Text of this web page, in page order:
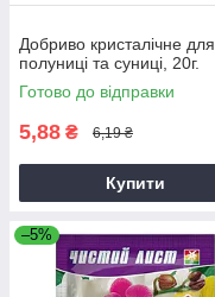
Добриво кристалічне для
полуниці та суниці, 20г.
Готово до відправки
5,88 ₴ 6,19 ₴
Купити
–5%